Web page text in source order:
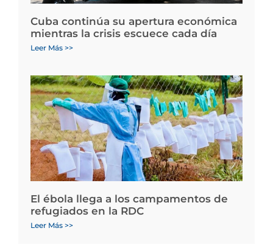
Cuba continúa su apertura económica
mientras la crisis escuece cada día
Leer Más >>
El ébola llega a los campamentos de
refugiados en la RDC
Leer Más >>